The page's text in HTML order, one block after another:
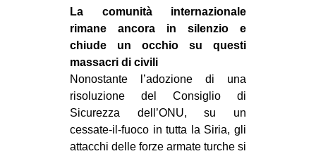
STUDENTI
CULTURE
ARTE
CINEMA
MUSICA
La comunità internazionale
rimane ancora in silenzio e
chiude un occhio su questi
massacri di civili
Nonostante l’adozione di una
risoluzione del Consiglio di
Sicurezza dell’ONU, su un
cessate-il-fuoco in tutta la Siria, gli
attacchi delle forze armate turche si